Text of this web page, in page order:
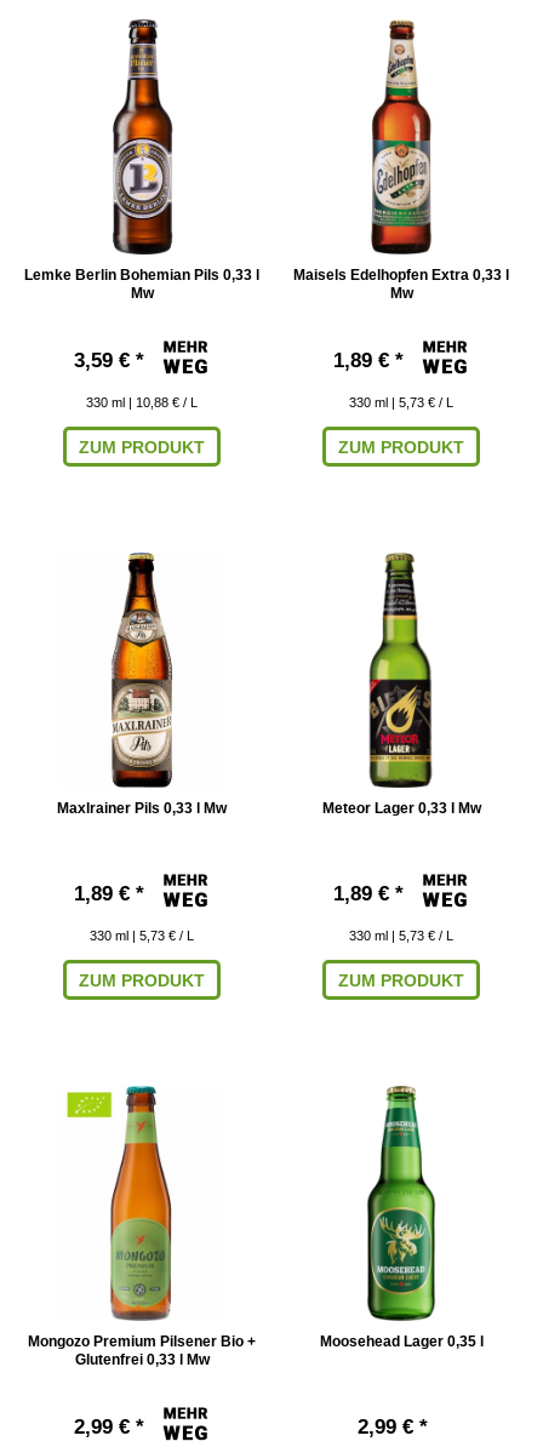
Lemke Berlin Bohemian Pils 0,33 l
Mw
3,59 € *
330 ml | 10,88 € / L
ZUM PRODUKT
Maisels Edelhopfen Extra 0,33 l
Mw
1,89 € *
330 ml | 5,73 € / L
ZUM PRODUKT
Maxlrainer Pils 0,33 l Mw
1,89 € *
330 ml | 5,73 € / L
ZUM PRODUKT
Meteor Lager 0,33 l Mw
1,89 € *
330 ml | 5,73 € / L
ZUM PRODUKT
Mongozo Premium Pilsener Bio +
Glutenfrei 0,33 l Mw
2,99 € *
Moosehead Lager 0,35 l
2,99 € *